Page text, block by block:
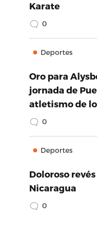
Karate
0
Deportes
Oro para
jornada de
atletismo de
0
Deportes
Doloroso
Nicaragua
0